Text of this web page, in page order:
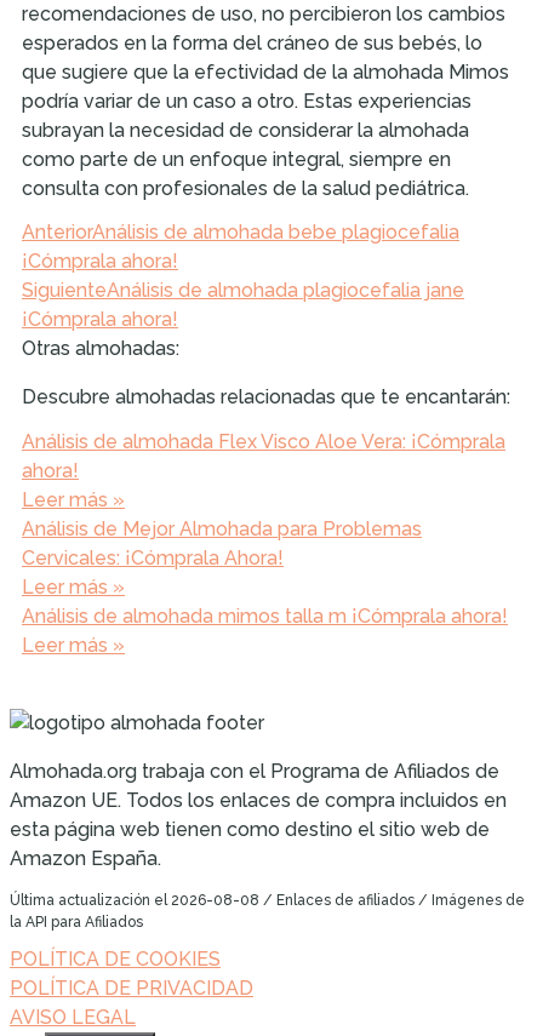
recomendaciones de uso, no percibieron los cambios
esperados en la forma del cráneo de sus bebés, lo
que sugiere que la efectividad de la almohada Mimos
podría variar de un caso a otro. Estas experiencias
subrayan la necesidad de considerar la almohada
como parte de un enfoque integral, siempre en
consulta con profesionales de la salud pediátrica.
AnteriorAnálisis de almohada bebe plagiocefalia
¡Cómprala ahora!
SiguienteAnálisis de almohada plagiocefalia jane
¡Cómprala ahora!
Otras almohadas:
Descubre almohadas relacionadas que te encantarán:
Análisis de almohada Flex Visco Aloe Vera: ¡Cómprala
ahora!
Leer más »
Análisis de Mejor Almohada para Problemas
Cervicales: ¡Cómprala Ahora!
Leer más »
Análisis de almohada mimos talla m ¡Cómprala ahora!
Leer más »
Almohada.org trabaja con el Programa de Afiliados de
Amazon UE. Todos los enlaces de compra incluidos en
esta página web tienen como destino el sitio web de
Amazon España.
Última actualización el 2026-08-08 / Enlaces de afiliados / Imágenes de
la API para Afiliados
POLÍTICA DE COOKIES
POLÍTICA DE PRIVACIDAD
AVISO LEGAL